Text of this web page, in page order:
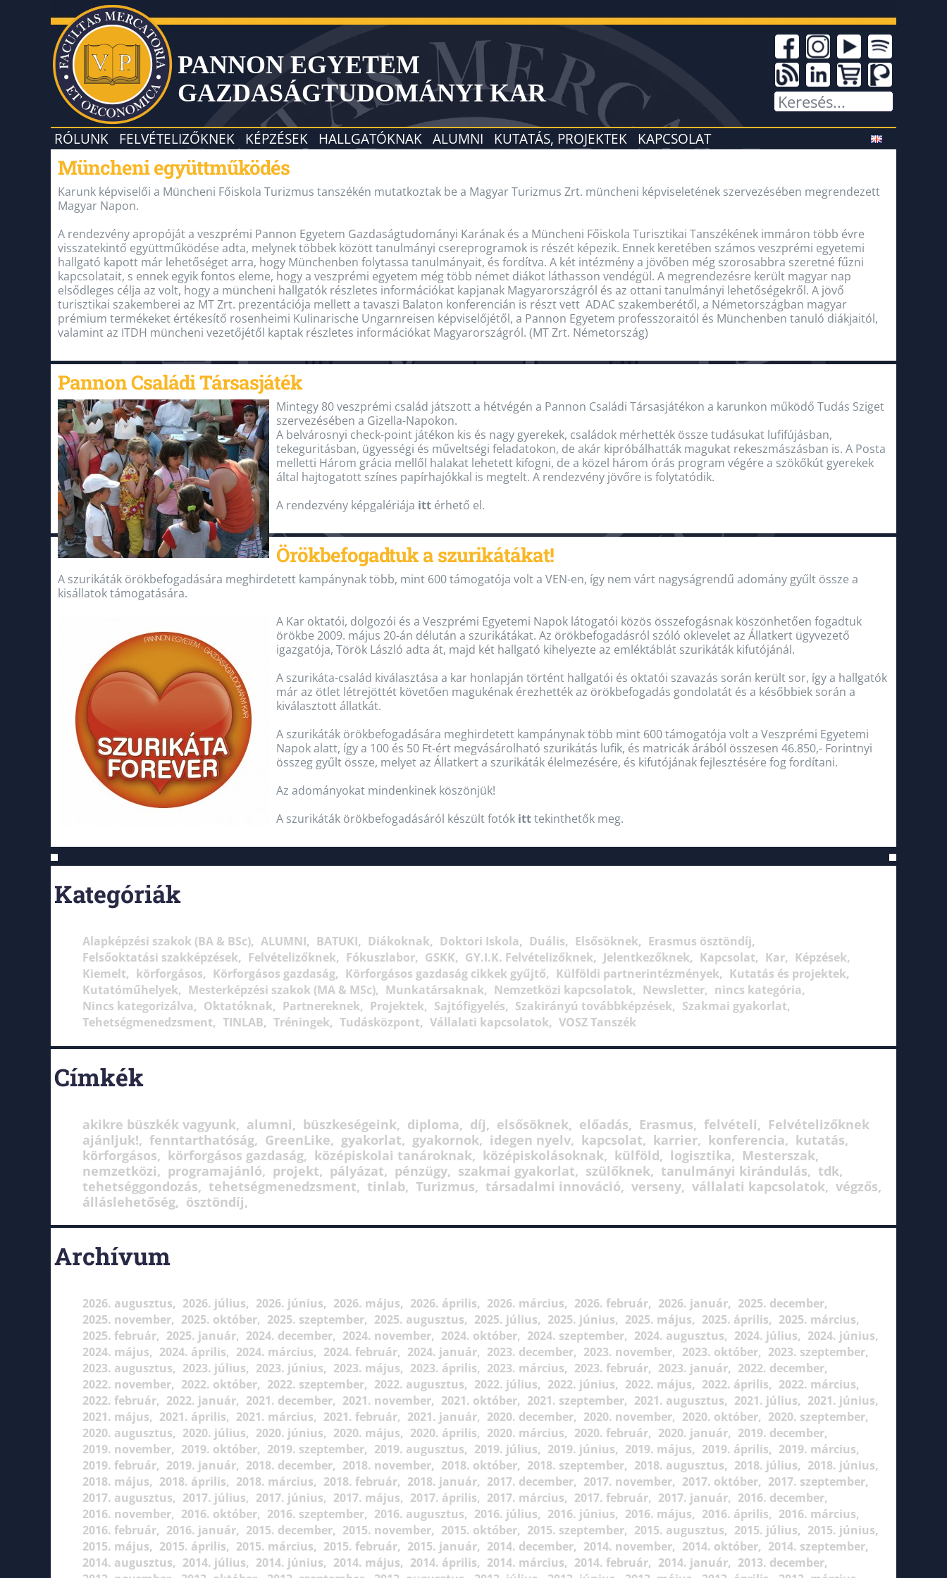
PANNON EGYETEM
GAZDASÁGTUDOMÁNYI KAR
RÓLUNK FELVÉTELIZŐKNEK KÉPZÉSEK HALLGATÓKNAK ALUMNI KUTATÁS, PROJEKTEK KAPCSOLAT
Müncheni együttműködés
Karunk képviselői a Müncheni Főiskola Turizmus tanszékén mutatkoztak be a Magyar Turizmus Zrt. müncheni képviseletének szervezésében megrendezett
Magyar Napon.
A rendezvény apropóját a veszprémi Pannon Egyetem Gazdaságtudományi Karának és a Müncheni Főiskola Turisztikai Tanszékének immáron több évre
visszatekintő együttműködése adta, melynek többek között tanulmányi csereprogramok is részét képezik. Ennek keretében számos veszprémi egyetemi
hallgató kapott már lehetőséget arra, hogy Münchenben folytassa tanulmányait, és fordítva. A két intézmény a jövőben még szorosabbra szeretné fűzni
kapcsolatait, s ennek egyik fontos eleme, hogy a veszprémi egyetem még több német diákot láthasson vendégül. A megrendezésre került magyar nap
elsődleges célja az volt, hogy a müncheni hallgatók részletes információkat kapjanak Magyarországról és az ottani tanulmányi lehetőségekről. A jövő
turisztikai szakemberei az MT Zrt. prezentációja mellett a tavaszi Balaton konferencián is részt vett ADAC szakemberétől, a Németországban magyar
prémium termékeket értékesítő rosenheimi Kulinarische Ungarnreisen képviselőjétől, a Pannon Egyetem professzoraitól és Münchenben tanuló diákjaitól,
valamint az ITDH müncheni vezetőjétől kaptak részletes információkat Magyarországról. (MT Zrt. Németország)
Pannon Családi Társasjáték
Mintegy 80 veszprémi család játszott a hétvégén a Pannon Családi Társasjátékon a karunkon működő Tudás Sziget
szervezésében a Gizella-Napokon.
A belvárosnyi check-point játékon kis és nagy gyerekek, családok mérhették össze tudásukat lufifújásban,
tekeguritásban, ügyességi és műveltségi feladatokon, de akár kipróbálhatták magukat rekeszmászásban is. A Posta
melletti Három grácia mellől halakat lehetett kifogni, de a közel három órás program végére a szökőkút gyerekek
által hajtogatott színes papírhajókkal is megtelt. A rendezvény jövőre is folytatódik.
A rendezvény képgalériája itt érhető el.
Örökbefogadtuk a szurikátákat!
A szurikáták örökbefogadására meghirdetett kampánynak több, mint 600 támogatója volt a VEN-en, így nem várt nagyságrendű adomány gyűlt össze a
kisállatok támogatására.
A Kar oktatói, dolgozói és a Veszprémi Egyetemi Napok látogatói közös összefogásnak köszönhetően fogadtuk
örökbe 2009. május 20-án délután a szurikátákat. Az örökbefogadásról szóló oklevelet az Állatkert ügyvezető
igazgatója, Török László adta át, majd két hallgató kihelyezte az emléktáblát szurikáták kifutójánál.
A szurikáta-család kiválasztása a kar honlapján történt hallgatói és oktatói szavazás során került sor, így a hallgatók
már az ötlet létrejöttét követően magukénak érezhették az örökbefogadás gondolatát és a későbbiek során a
kiválasztott állatkát.
A szurikáták örökbefogadására meghirdetett kampánynak több mint 600 támogatója volt a Veszprémi Egyetemi
Napok alatt, így a 100 és 50 Ft-ért megvásárolható szurikátás lufik, és matricák árából összesen 46.850,- Forintnyi
összeg gyűlt össze, melyet az Állatkert a szurikáták élelmezésére, és kifutójának fejlesztésére fog fordítani.
Az adományokat mindenkinek köszönjük!
A szurikáták örökbefogadásáról készült fotók itttekinthetők meg.
Kategóriák
Alapképzési szakok (BA & BSc) ALUMNI BATUKI Diákoknak Doktori Iskola Duális Elsősöknek
Erasmus ösztöndíj
Felsőoktatási szakképzések
Felvételizőknek Fókuszlabor GSKK GY.I.K. Felvételizőknek Jelentkezőknek Kapcsolat Kar
Képzések
Kiemelt
körforgásos Körforgásos gazdaság Körforgásos gazdaság cikkek gyűjtő Külföldi partnerintézmények
Kutatás és projektek
Kutatóműhelyek
Mesterképzési szakok (MA & MSc) Munkatársaknak Nemzetközi kapcsolatok Newsletter
nincs kategória
Nincs kategorizálva
Oktatóknak Partnereknek Projektek Sajtófigyelés Szakirányú továbbképzések
Szakmai gyakorlat
Tehetségmenedzsment
TINLAB Tréningek Tudásközpont Vállalati kapcsolatok VOSZ Tanszék
Címkék
akikre büszkék vagyunk alumni büszkeségeink diploma díj elsősöknek előadás Erasmus felvételi
Felvételizőknek
ajánljuk!
fenntarthatóság GreenLike gyakorlat gyakornok idegen nyelv kapcsolat karrier konferencia
kutatás
körforgásos
körforgásos gazdaság középiskolai tanároknak középiskolásoknak külföld logisztika
Mesterszak
nemzetközi
programajánló projekt pályázat pénzügy szakmai gyakorlat szülőknek tanulmányi kirándulás
tdk
tehetséggondozás
tehetségmenedzsment tinlab Turizmus társadalmi innováció verseny vállalati kapcsolatok
végzős
álláslehetőség
ösztöndíj
Archívum
2026. augusztus 2026. július 2026. június 2026. május 2026. április 2026. március 2026. február 2026. január
2025. december
2025. november
2025. október 2025. szeptember 2025. augusztus 2025. július 2025. június 2025. május 2025. április
2025. március
2025. február
2025. január 2024. december 2024. november 2024. október 2024. szeptember 2024. augusztus 2024. július
2024. június
2024. május
2024. április 2024. március 2024. február 2024. január 2023. december 2023. november 2023. október
2023. szeptember
2023. augusztus
2023. július 2023. június 2023. május 2023. április 2023. március 2023. február 2023. január
2022. december
2022. november
2022. október 2022. szeptember 2022. augusztus 2022. július 2022. június 2022. május 2022. április
2022. március
2022. február
2022. január 2021. december 2021. november 2021. október 2021. szeptember 2021. augusztus 2021. július
2021. június
2021. május
2021. április 2021. március 2021. február 2021. január 2020. december 2020. november 2020. október
2020. szeptember
2020. augusztus
2020. július 2020. június 2020. május 2020. április 2020. március 2020. február 2020. január
2019. december
2019. november
2019. október 2019. szeptember 2019. augusztus 2019. július 2019. június 2019. május 2019. április
2019. március
2019. február
2019. január 2018. december 2018. november 2018. október 2018. szeptember 2018. augusztus 2018. július
2018. június
2018. május
2018. április 2018. március 2018. február 2018. január 2017. december 2017. november 2017. október
2017. szeptember
2017. augusztus
2017. július 2017. június 2017. május 2017. április 2017. március 2017. február 2017. január
2016. december
2016. november
2016. október 2016. szeptember 2016. augusztus 2016. július 2016. június 2016. május 2016. április
2016. március
2016. február
2016. január 2015. december 2015. november 2015. október 2015. szeptember 2015. augusztus 2015. július
2015. június
2015. május
2015. április 2015. március 2015. február 2015. január 2014. december 2014. november 2014. október
2014. szeptember
2014. augusztus
2014. július 2014. június 2014. május 2014. április 2014. március 2014. február 2014. január
2013. december